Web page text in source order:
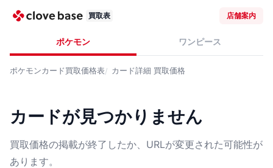
買取表 店舗案内
ポケモン ワンピース
ポケモンカード買取価格表 カード詳細 買取価格
カードが見つかりません
買取価格の掲載が終了したか、URLが変更された可能性が
あります。